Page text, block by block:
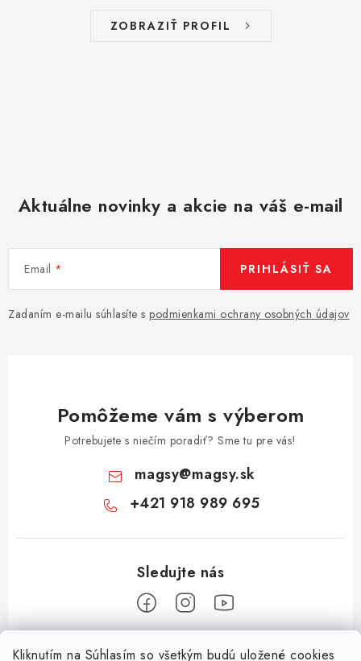
Kliknutím na Súhlasím so všetkým budú uložené cookies
ZOBRAZIŤ PROFIL
Aktuálne novinky a akcie na váš e-mail
Email
Zadaním e-mailu súhlasíte s podmienkami ochrany osobných údajov
PRIHLÁSIŤ SA
Pomôžeme vám s výberom
Potrebujete s niečím poradiť? Sme tu pre vás!
magsy@magsy.sk
+421 918 989 695